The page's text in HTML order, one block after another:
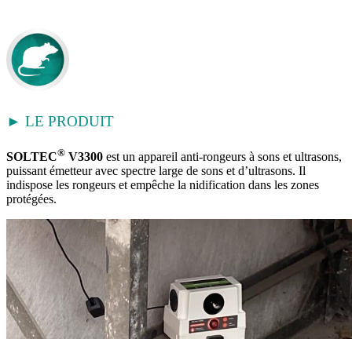
► LE PRODUIT
SOLTEC® V3300 est un appareil anti-rongeurs à sons et ultrasons,
puissant émetteur avec spectre large de sons et d’ultrasons. Il
indispose les rongeurs et empêche la nidification dans les zones
protégées.